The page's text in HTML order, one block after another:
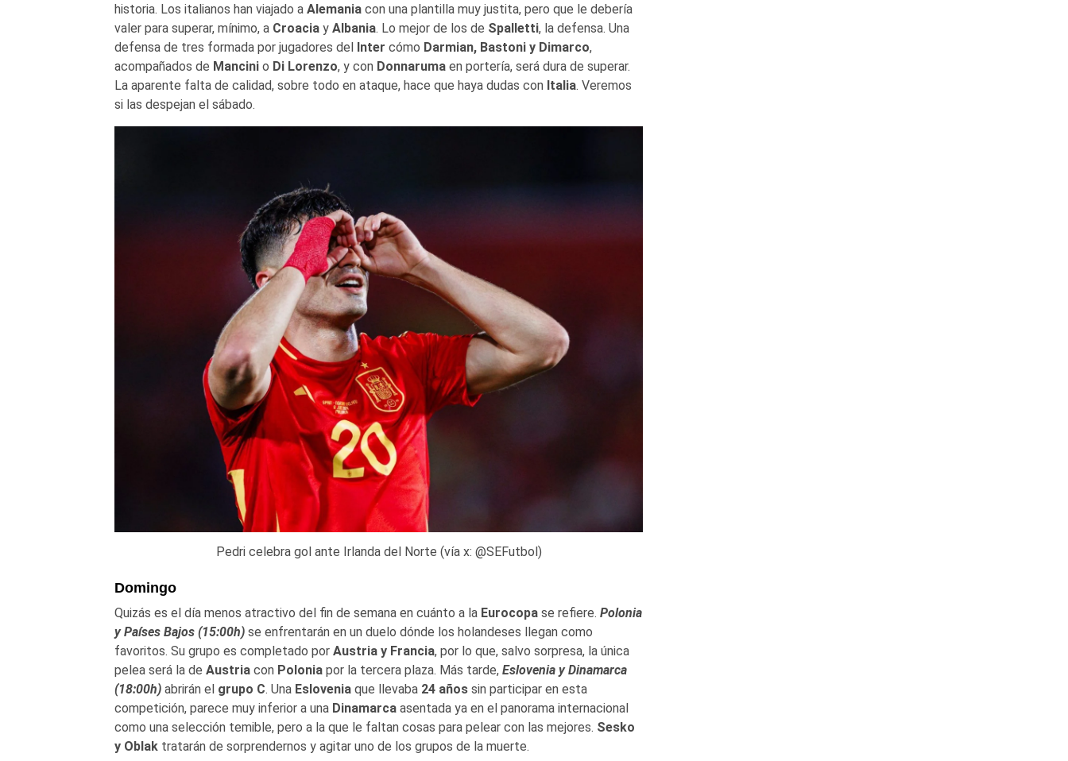
historia. Los italianos han viajado a Alemaniacon una plantilla muy justita, pero que le debería
valer para superar, mínimo, a Croaciay Albania. Lo mejor de los de Spalletti, la defensa. Una
defensa de tres formada por jugadores del Inter cómo Darmian, Bastoni y Dimarco,
acompañados de Mancinio Di Lorenzo, y con Donnarumaen portería, será dura de superar.
La aparente falta de calidad, sobre todo en ataque, hace que haya dudas con Italia. Veremos
si las despejan el sábado.
Pedri celebra gol ante Irlanda del Norte (vía x: @SEFutbol)
Domingo
Quizás es el día menos atractivo del fin de semana en cuánto a la Eurocopase refiere. Polonia
y Países Bajos (15:00h) se enfrentarán en un duelo dónde los holandeses llegan como
favoritos. Su grupo es completado porAustria y Francia, por lo que, salvo sorpresa, la única
pelea será la de Austriacon Poloniapor la tercera plaza. Más tarde, Eslovenia y Dinamarca
(18:00h) abrirán el grupo C. Una Esloveniaque llevaba 24 añossin participar en esta
competición, parece muy inferior a una Dinamarcaasentada ya en el panorama internacional
como una selección temible, pero a la que le faltan cosas para pelear con las mejores. Sesko
y Oblaktratarán de sorprendernos y agitar uno de los grupos de la muerte.